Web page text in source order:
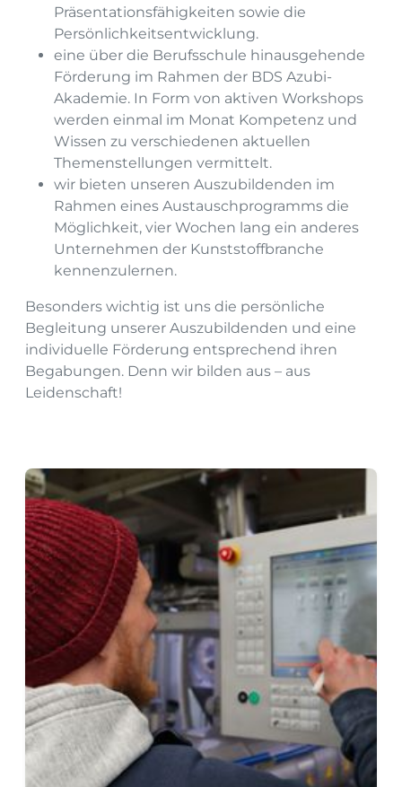
Präsentationsfähigkeiten sowie die
Persönlichkeitsentwicklung.
eine über die Berufsschule hinausgehende
Förderung im Rahmen der BDS Azubi-
Akademie. In Form von aktiven Workshops
werden einmal im Monat Kompetenz und
Wissen zu verschiedenen aktuellen
Themenstellungen vermittelt.
wir bieten unseren Auszubildenden im
Rahmen eines Austauschprogramms die
Möglichkeit, vier Wochen lang ein anderes
Unternehmen der Kunststoffbranche
kennenzulernen.
Besonders wichtig ist uns die persönliche
Begleitung unserer Auszubildenden und eine
individuelle Förderung entsprechend ihren
Begabungen. Denn wir bilden aus – aus
Leidenschaft!